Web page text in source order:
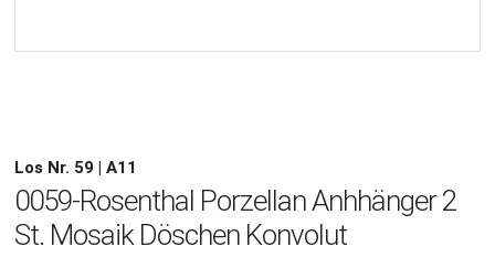
Los Nr. 59 | A11
0059-Rosenthal Porzellan Anhhänger 2
St. Mosaik Döschen Konvolut